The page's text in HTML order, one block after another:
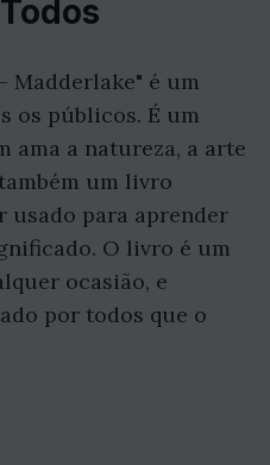
Madderlake" é um
os públicos. É um
ama a natureza, a arte
um livro
usado para aprender
O livro é um
ocasião, e
por todos que o